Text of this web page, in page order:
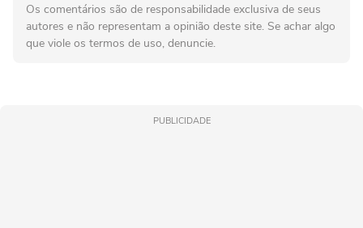
Os comentários são de responsabilidade exclusiva de seus
autores e não representam a opinião deste site. Se achar algo
que viole os termos de uso, denuncie.
PUBLICIDADE